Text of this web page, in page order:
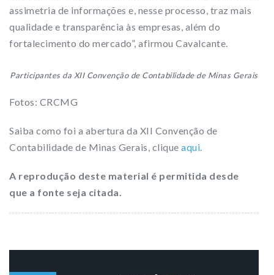
assimetria de informações e, nesse processo, traz mais
qualidade e transparência às empresas, além do
fortalecimento do mercado”, afirmou Cavalcante.
Participantes da XII Convenção de Contabilidade de Minas Gerais
Fotos: CRCMG
Saiba como foi a abertura da XII Convenção de
Contabilidade de Minas Gerais, clique aqui.
A reprodução deste material é permitida desde
que a fonte seja citada.